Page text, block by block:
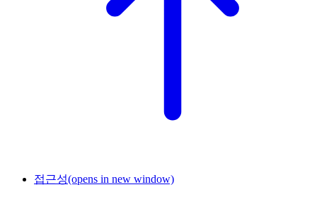
접근성(opens in new window)